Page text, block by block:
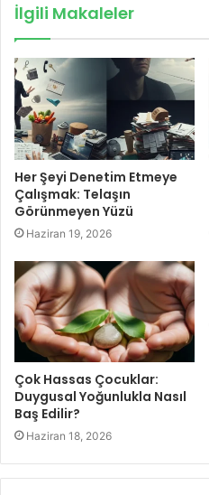
İlgili Makaleler
Her Şeyi Denetim Etmeye
Çalışmak: Telaşın
Görünmeyen Yüzü
Haziran 19, 2026
Çok Hassas Çocuklar:
Duygusal Yoğunlukla Nasıl
Baş Edilir?
Haziran 18, 2026